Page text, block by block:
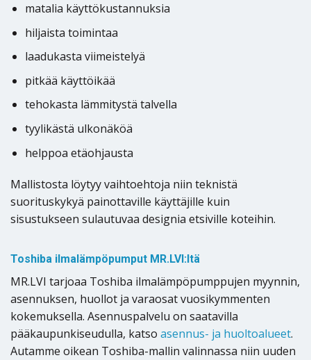
matalia käyttökustannuksia
hiljaista toimintaa
laadukasta viimeistelyä
pitkää käyttöikää
tehokasta lämmitystä talvella
tyylikästä ulkonäköä
helppoa etäohjausta
Mallistosta löytyy vaihtoehtoja niin teknistä
suorituskykyä painottaville käyttäjille kuin
sisustukseen sulautuvaa designia etsiville koteihin.
Toshiba ilmalämpöpumput MR.LVI:ltä
MR.LVI tarjoaa Toshiba ilmalämpöpumppujen myynnin,
asennuksen, huollot ja varaosat vuosikymmenten
kokemuksella. Asennuspalvelu on saatavilla
pääkaupunkiseudulla, katso asennus- ja huoltoalueet.
Autamme oikean Toshiba-mallin valinnassa niin uuden